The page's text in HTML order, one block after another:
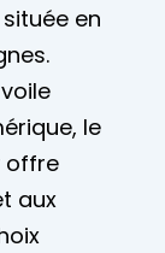
en
le
offre
aux